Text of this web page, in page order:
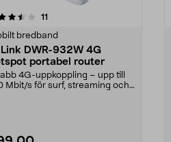
11
bredband
Link DWR-932W 4G
portabel router
4G-uppkoppling – upp till
Mbit/s för surf, streaming och
4.5 av 5 stjärnor